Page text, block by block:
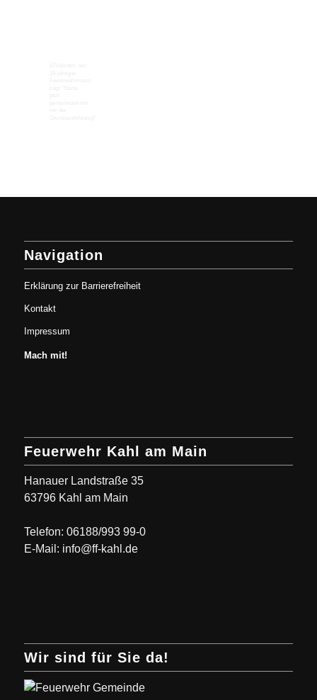
Navigation
Erklärung zur Barrierefreiheit
Kontakt
Impressum
Mach mit!
Feuerwehr Kahl am Main
Hanauer Landstraße 35
63796 Kahl am Main
Telefon: 06188/993 99-0
E-Mail: info@ff-kahl.de
Wir sind für Sie da!